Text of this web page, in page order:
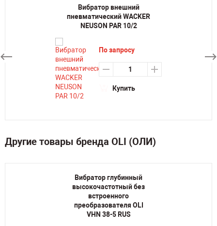
Вибратор внешний
пневматический WACKER
NEUSON PAR 10/2
По запросу
Купить
Другие товары бренда OLI (ОЛИ)
Вибратор глубинный
высокочастотный без
встроенного
преобразователя OLI
VHN 38-5 RUS